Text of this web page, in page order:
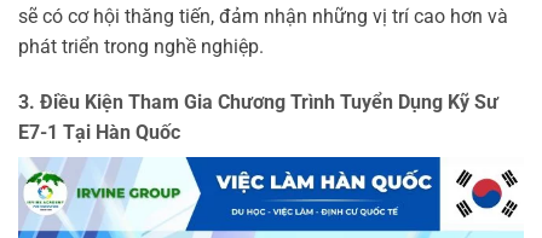
sẽ có cơ hội thăng tiến, đảm nhận những vị trí cao hơn và
phát triển trong nghề nghiệp.
3. Điều Kiện Tham Gia Chương Trình Tuyển Dụng Kỹ Sư
E7-1 Tại Hàn Quốc